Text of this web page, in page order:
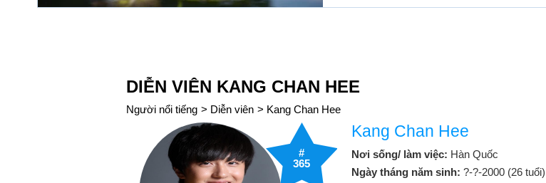
DIỄN VIÊN KANG CHAN HEE
Người nổi tiếng > Diễn viên > Kang Chan Hee
#
365
Kang Chan Hee
Nơi sống/ làm việc: Hàn Quốc
Ngày tháng năm sinh: ?-?-2000 (26 tuổi)